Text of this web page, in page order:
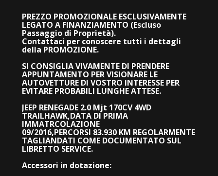
PREZZO PROMOZIONALE ESCLUSIVAMENTE
LEGATO A FINANZIAMENTO (Escluso
Passaggio di Proprietà).
Contattaci per conoscere tutti i dettagli
della PROMOZIONE.
SI CONSIGLIA VIVAMENTE DI PRENDERE
APPUNTAMENTO PER VISIONARE LE
AUTOVETTURE DI VOSTRO INTERESSE PER
EVITARE PROBABILI LUNGHE ATTESE.
JEEP RENEGADE 2.0 Mjt 170CV 4WD
TRAILHAWK,DATA DI PRIMA
IMMATRCOLAZIONE
09/2016,PERCORSI 83.930 KM REGOLARMENTE
TAGLIANDATI COME DOCUMENTATO SUL
LIBRETTO SERVICE.
Accessori in dotazione: